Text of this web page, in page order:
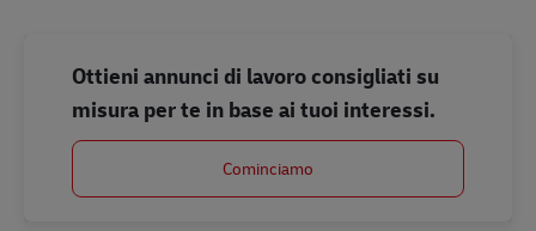
Ottieni annunci di lavoro consigliati su
misura per te in base ai tuoi interessi.
Cominciamo